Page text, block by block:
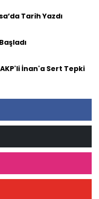
Tarih Yazdı
İnan'a Sert Tepki